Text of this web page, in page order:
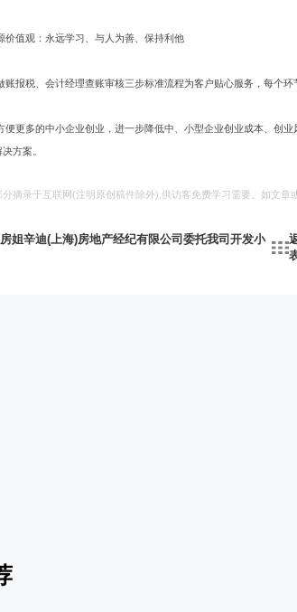
务实
价值观：永远学习、与人为善、保持利他
账报税、会计经理查账审核三步标准流程为客户贴心服务，每个
便更多的中小企业创业，进一步降低中、小型企业创业成本、创
方案。
摘录于互联网(注明原创稿件除外),供访客免费学习需要。如文章
姐辛迪(上海)房地产经纪有限公司委托我司开发小